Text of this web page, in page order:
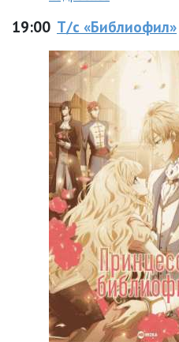
19:00 Т/с «Библиофил»